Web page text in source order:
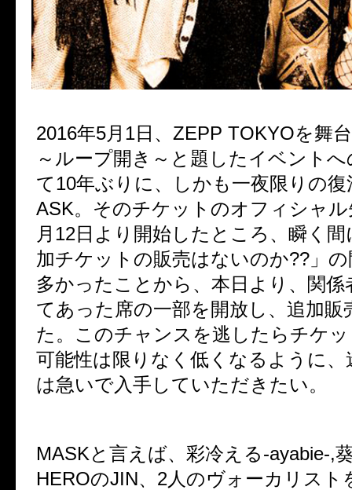
2016年5月1日、ZEPP TOKYOを舞
～ループ開き～と題したイベント
て10年ぶりに、しかも一夜限りの
ASK。そのチケットのオフィシャル
月12日より開始したところ、瞬く
加チケットの販売はないのか??」
多かったことから、本日より、関係
てあった席の一部を開放し、追加販
た。このチャンスを逃したらチケ
可能性は限りなく低くなるように
は急いで入手していただきたい。
MASKと言えば、彩冷える-ayabie-,
HEROのJIN、2人のヴォーカリスト